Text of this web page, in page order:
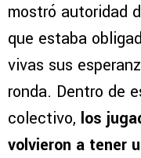
mostró autoridad
que estaba
vivas sus
ronda. Dentro de
colectivo, los
volvieron a tener